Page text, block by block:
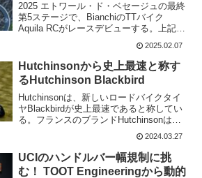
2025 エトワール・ド・ベセージュの最終
第5ステージで、BianchiのTTバイク
Aquila RCがレースデビューする。上記の
アイキャチ画像は、Jumbo-Vismaのトニ
ー・マルティンが乗っていたAquila CVだ
が、UCIのフレー...
2025.02.07
Hutchinsonから史上最速と称す
るHutchinson Blackbird
Hutchinsonは、新しいロードバイクタイ
ヤBlackbirdが史上最速であると称してい
る。フランスのブランドHutchinsonは、
Blackbirdが、同社の最速ロードタイヤで
あったFusion 5 Performanceよりもグ
リ...
2024.03.27
UCIのハンドルバー幅規制に挑
む！ TOOT Engineeringから動的